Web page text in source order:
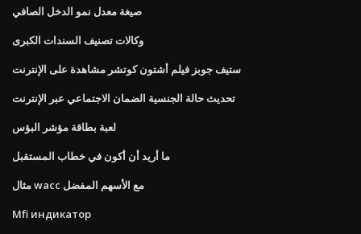
صيغة معدل نمو الدخل الصافي
وكالات تصنيف السندات الكبرى
ستيف جوبز فيلم أشتون كوتشر مشاهدة على الإنترنت
تحديث حالة الجنسية الضمان الاجتماعي عبر الإنترنت
لعبة بطاقة مؤشر البؤس
ما أريد أن أكون في خطاب المستقبل
مثال wacc مع الأسهم المفضل
Mfi индикатор